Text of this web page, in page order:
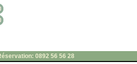
0892 56 56 28